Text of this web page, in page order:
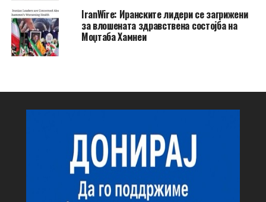
IranWire: Иранските лидери се загрижени
за влошената здравствена состојба на
Моџтаба Хамнеи